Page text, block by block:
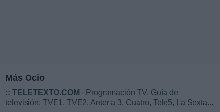
Más Ocio
:: TELETEXTO.COM - Programación TV. Guía de
televisión: TVE1, TVE2, Antena 3, Cuatro, Tele5, La Sexta...